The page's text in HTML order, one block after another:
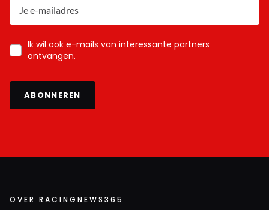
Ik wil ook e-mails van interessante partners
ontvangen.
ABONNEREN
OVER RACINGNEWS365